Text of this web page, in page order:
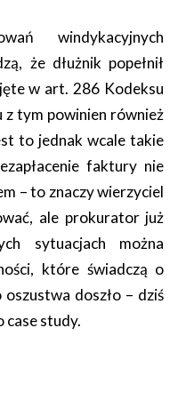
windykacyjnych
że dłużnik popełnił
w art. 286 Kodeksu
z tym powinien również
to jednak wcale takie
faktury nie
– to znaczy wierzyciel
ale prokurator już
sytuacjach można
które świadczą o
doszło – dziś
case study.